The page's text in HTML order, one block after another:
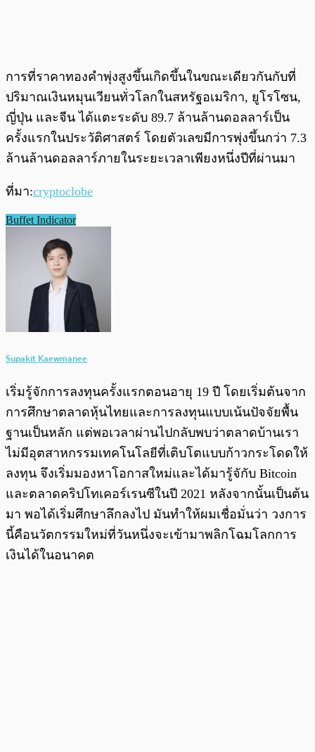
การที่ราคาทองคำพุ่งสูงขึ้นเกิดขึ้นในขณะเดียวกันกับที่
ปริมาณเงินหมุนเวียนทั่วโลกในสหรัฐอเมริกา, ยูโรโซน,
ญี่ปุ่น และจีน ได้แตะระดับ 89.7 ล้านล้านดอลลาร์เป็น
ครั้งแรกในประวัติศาสตร์ โดยตัวเลขมีการพุ่งขึ้นกว่า 7.3
ล้านล้านดอลลาร์ภายในระยะเวลาเพียงหนึ่งปีที่ผ่านมา
ที่มา:cryptoclobe
Buffet Indicator
Supakit Kaewmanee
เริ่มรู้จักการลงทุนครั้งแรกตอนอายุ 19 ปี โดยเริ่มต้นจาก
การศึกษาตลาดหุ้นไทยและการลงทุนแบบเน้นปัจจัยพื้น
ฐานเป็นหลัก แต่พอเวลาผ่านไปกลับพบว่าตลาดบ้านเรา
ไม่มีอุตสาหกรรมเทคโนโลยีที่เติบโตแบบก้าวกระโดดให้
ลงทุน จึงเริ่มมองหาโอกาสใหม่และได้มารู้จักับ Bitcoin
และตลาดคริปโทเคอร์เรนซีในปี 2021 หลังจากนั้นเป็นต้น
มา พอได้เริ่มศึกษาลึกลงไป มันทำให้ผมเชื่อมั่นว่า วงการ
นี้คือนวัตกรรมใหม่ที่วันหนึ่งจะเข้ามาพลิกโฉมโลกการ
เงินได้ในอนาคต